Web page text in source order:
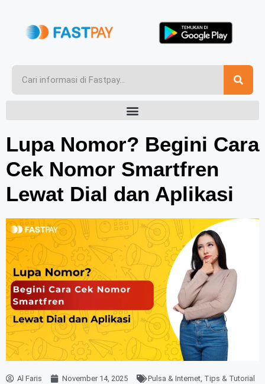
Lupa Nomor? Begini Cara
Cek Nomor Smartfren
Lewat Dial dan Aplikasi
Al Faris November 14, 2025 Pulsa & Internet, Tips & Tutorial